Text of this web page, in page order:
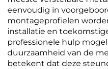
eenvoudig in
montageprofielen
installatie en
professionele hulp
duurzaamheid van de
betekent dat deze